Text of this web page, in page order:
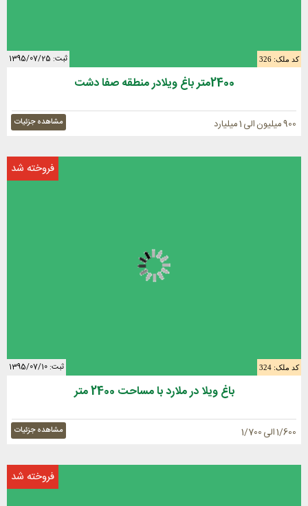
کد ملک: 326 ثبت: 1395/07/25
2400متر باغ ویلادر منطقه صفا دشت
900 میلیون الی 1 میلیارد مشاهده جزئیات
فروخته شد
کد ملک: 324 ثبت: 1395/07/10
باغ ویلا در ملارد با مساحت 2400 متر
1/600 الی 1/700 مشاهده جزئیات
فروخته شد